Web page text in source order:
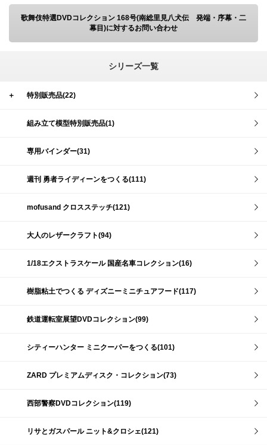
歌舞伎特選DVDコレクション 168号(南総里見八犬伝 発端・序幕・二
幕目)に対するお問い合わせ
シリーズ一覧
＋ 特別販売品(22)
組み立て模型特別販売品(1)
専用バインダー(31)
週刊 勇者ライディーンをつくる(111)
mofusand クロスステッチ(121)
大人のレザークラフト(94)
1/18エクストラスケール 国産名車コレクション(16)
樹脂粘土でつくる ディズニーミニチュアフード(117)
鉄道運転室展望DVDコレクション(99)
シティーハンター ミニクーパーをつくる(101)
ZARD プレミアムディスク・コレクション(73)
西部警察DVDコレクション(119)
リサとガスパール ニット&クロシェ(121)